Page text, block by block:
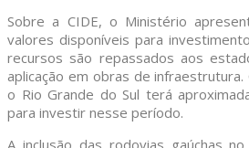
Sobre a CIDE, o Ministério
valores disponíveis para
recursos são repassados aos
aplicação em obras de
o Rio Grande do Sul terá
para investir nesse período.